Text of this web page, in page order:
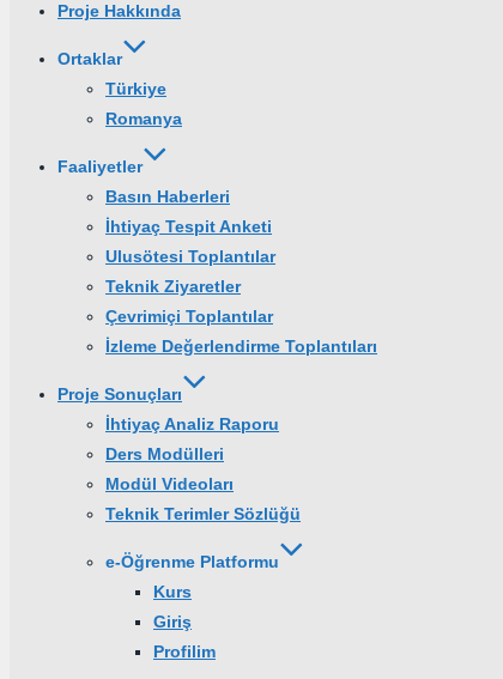
Proje Hakkında
Ortaklar
Türkiye
Romanya
Faaliyetler
Basın Haberleri
İhtiyaç Tespit Anketi
Ulusötesi Toplantılar
Teknik Ziyaretler
Çevrimiçi Toplantılar
İzleme Değerlendirme Toplantıları
Proje Sonuçları
İhtiyaç Analiz Raporu
Ders Modülleri
Modül Videoları
Teknik Terimler Sözlüğü
e-Öğrenme Platformu
Kurs
Giriş
Profilim